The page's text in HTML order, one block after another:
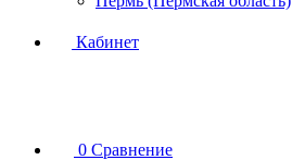
Кабинет
0 Сравнение